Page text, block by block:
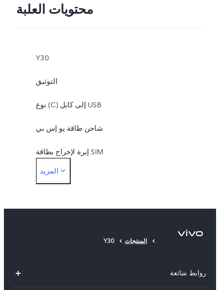
محتويات العلبة
Y30
التوثيق
نوع (C) إلى كابل USB
شاحن طاقة يو إس بي
إبرة لإخراج بطاقة SIM
جراب واقٍ
المزيد
المنتجات Y30
روابط شائعة